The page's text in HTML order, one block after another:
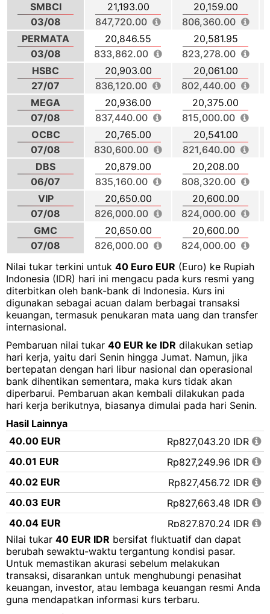
SMBCI
03/08
21,193.00
847,720.00
20,159.00
806,360.00
PERMATA
03/08
20,846.55
833,862.00
20,581.95
823,278.00
HSBC
27/07
20,903.00
836,120.00
20,061.00
802,440.00
MEGA
07/08
20,936.00
837,440.00
20,375.00
815,000.00
OCBC
07/08
20,765.00
830,600.00
20,541.00
821,640.00
DBS
06/07
20,879.00
835,160.00
20,208.00
808,320.00
VIP
07/08
20,650.00
826,000.00
20,600.00
824,000.00
GMC
07/08
20,650.00
826,000.00
20,600.00
824,000.00
Nilai tukar terkini untuk 40 Euro EUR (Euro) ke Rupiah
Indonesia (IDR) hari ini mengacu pada kurs resmi yang
diterbitkan oleh bank-bank di Indonesia. Kurs ini
digunakan sebagai acuan dalam berbagai transaksi
keuangan, termasuk penukaran mata uang dan transfer
internasional.
Pembaruan nilai tukar 40 EUR ke IDR dilakukan setiap
hari kerja, yaitu dari Senin hingga Jumat. Namun, jika
bertepatan dengan hari libur nasional dan operasional
bank dihentikan sementara, maka kurs tidak akan
diperbarui. Pembaruan akan kembali dilakukan pada
hari kerja berikutnya, biasanya dimulai pada hari Senin.
Hasil Lainnya
40.00 EUR
Rp827,043.20 IDR
40.01 EUR
Rp827,249.96 IDR
40.02 EUR
Rp827,456.72 IDR
40.03 EUR
Rp827,663.48 IDR
40.04 EUR
Rp827,870.24 IDR
40.05 EUR
Rp828,077.00 IDR
40.06 EUR
Rp828,283.76 IDR
40.07 EUR
Rp828,490.53 IDR
40.08 EUR
Rp828,697.29 IDR
Nilai tukar 40 EUR IDR bersifat fluktuatif dan dapat
berubah sewaktu-waktu tergantung kondisi pasar.
Untuk memastikan akurasi sebelum melakukan
transaksi, disarankan untuk menghubungi penasihat
keuangan, investor, atau lembaga keuangan resmi Anda
guna mendapatkan informasi kurs terbaru.